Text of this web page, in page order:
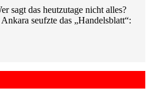
sagt das heutzutage nicht alles?
seufzte das „Handelsblatt“: